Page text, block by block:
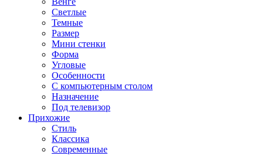
Светлые
Темные
Размер
Мини стенки
Форма
Угловые
Особенности
С компьютерным столом
Назначение
Под телевизор
Прихожие
Стиль
Классика
Современные